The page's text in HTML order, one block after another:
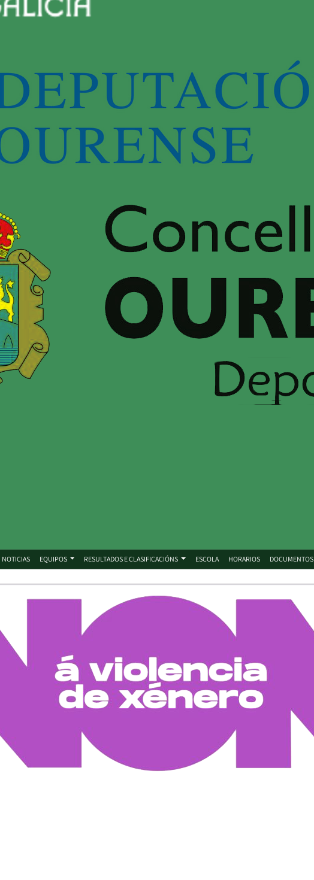
NOTICIAS EQUIPOS RESULTADOS E CLASIFICACIÓNS ESCOLA HORARIOS DOCUMENTOS